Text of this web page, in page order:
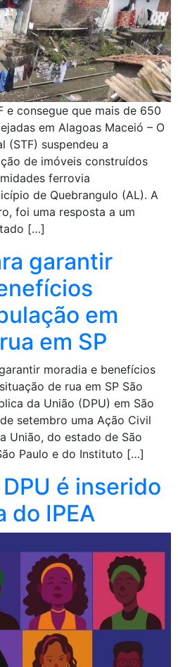
e consegue que mais de 650
em Alagoas Maceió – O
(STF) suspendeu a
de imóveis construídos
ferrovia
de Quebrangulo (AL). A
foi uma resposta a um
[…]
garantir
em
em SP
moradia e benefícios
de rua em SP São
da União (DPU) em São
setembro uma Ação Civil
União, do estado de São
Paulo e do Instituto […]
é inserido
do IPEA